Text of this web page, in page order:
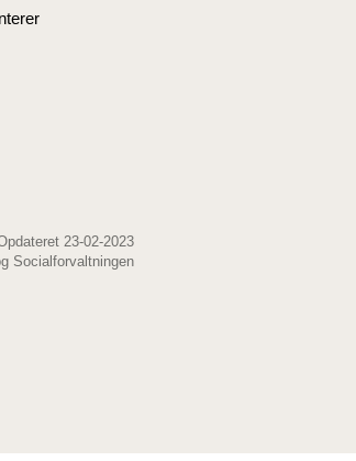
23-02-2023
Socialforvaltningen